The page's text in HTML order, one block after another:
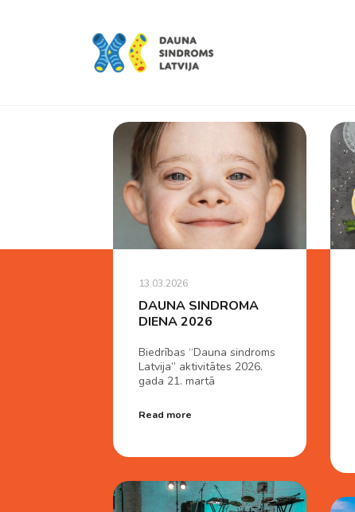
13.03.2026
DAUNA SINDROMA
DIENA 2026
Biedrības “Dauna sindroms
Latvija” aktivitātes 2026.
gada 21. martā
Read more